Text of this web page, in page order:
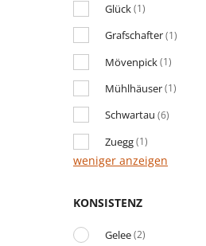
Glück(1)
Grafschafter(1)
Mövenpick(1)
Mühlhäuser(1)
Schwartau (6)
Zuegg(1)
weniger anzeigen
KONSISTENZ
Gelee(2)